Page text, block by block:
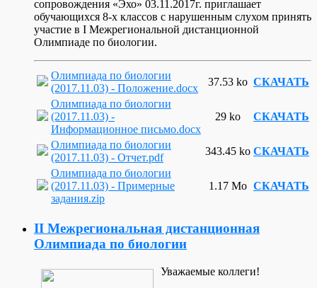
сопровождения «Эхо» 03.11.2017г. приглашает
обучающихся 8-х классов с нарушенным слухом принять
участие в I Межрегиональной дистанционной
Олимпиаде по биологии.
Олимпиада по биологии
(2017.11.03) - Положение.docx
37.53 ko СКАЧАТЬ
Олимпиада по биологии
(2017.11.03) -
Информационное письмо.docx
29 ko СКАЧАТЬ
Олимпиада по биологии
(2017.11.03) - Отчет.pdf
343.45 ko СКАЧАТЬ
Олимпиада по биологии
(2017.11.03) - Примерные
задания.zip
1.17 Mo СКАЧАТЬ
II Межрегиональная дистанционная
Олимпиада по биологии
Уважаемые коллеги!